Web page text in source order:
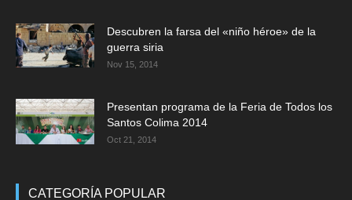
Descubren la farsa del «niño héroe» de la
guerra siria
Nov 15, 2014
Presentan programa de la Feria de Todos los
Santos Colima 2014
Oct 21, 2014
CATEGORÍA POPULAR